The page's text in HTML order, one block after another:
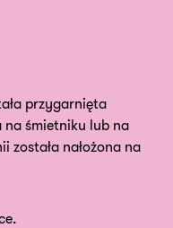
przygarnięta
śmietniku lub na
została nałożona na